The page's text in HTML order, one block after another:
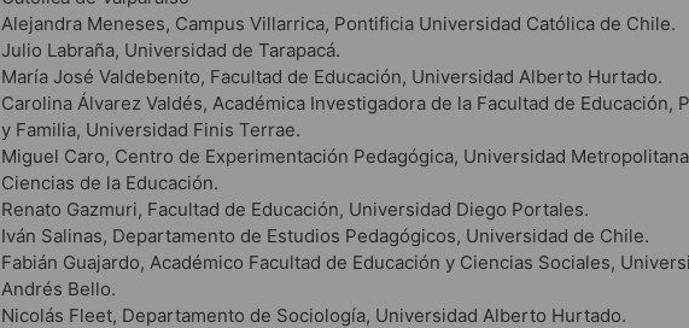
Alejandra Meneses, Campus Villarrica, Pontificia Universidad Católica de Chile.
Julio Labraña, Universidad de Tarapacá.
María José Valdebenito, Facultad de Educación, Universidad Alberto Hurtado.
Carolina Álvarez Valdés, Académica Investigadora de la Facultad de Educación,
y Familia, Universidad Finis Terrae.
Miguel Caro, Centro de Experimentación Pedagógica, Universidad
Ciencias de la Educación.
Renato Gazmuri, Facultad de Educación, Universidad Diego Portales.
Iván Salinas, Departamento de Estudios Pedagógicos, Universidad de Chile.
Fabián Guajardo, Académico Facultad de Educación y Ciencias Sociales,
Andrés Bello.
Nicolás Fleet, Departamento de Sociología, Universidad Alberto Hurtado.